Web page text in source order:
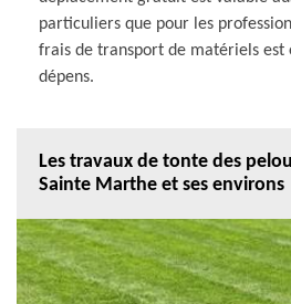
particuliers que pour les
frais de transport de matériels est
dépens.
Les travaux de tonte des
Sainte Marthe et ses environs